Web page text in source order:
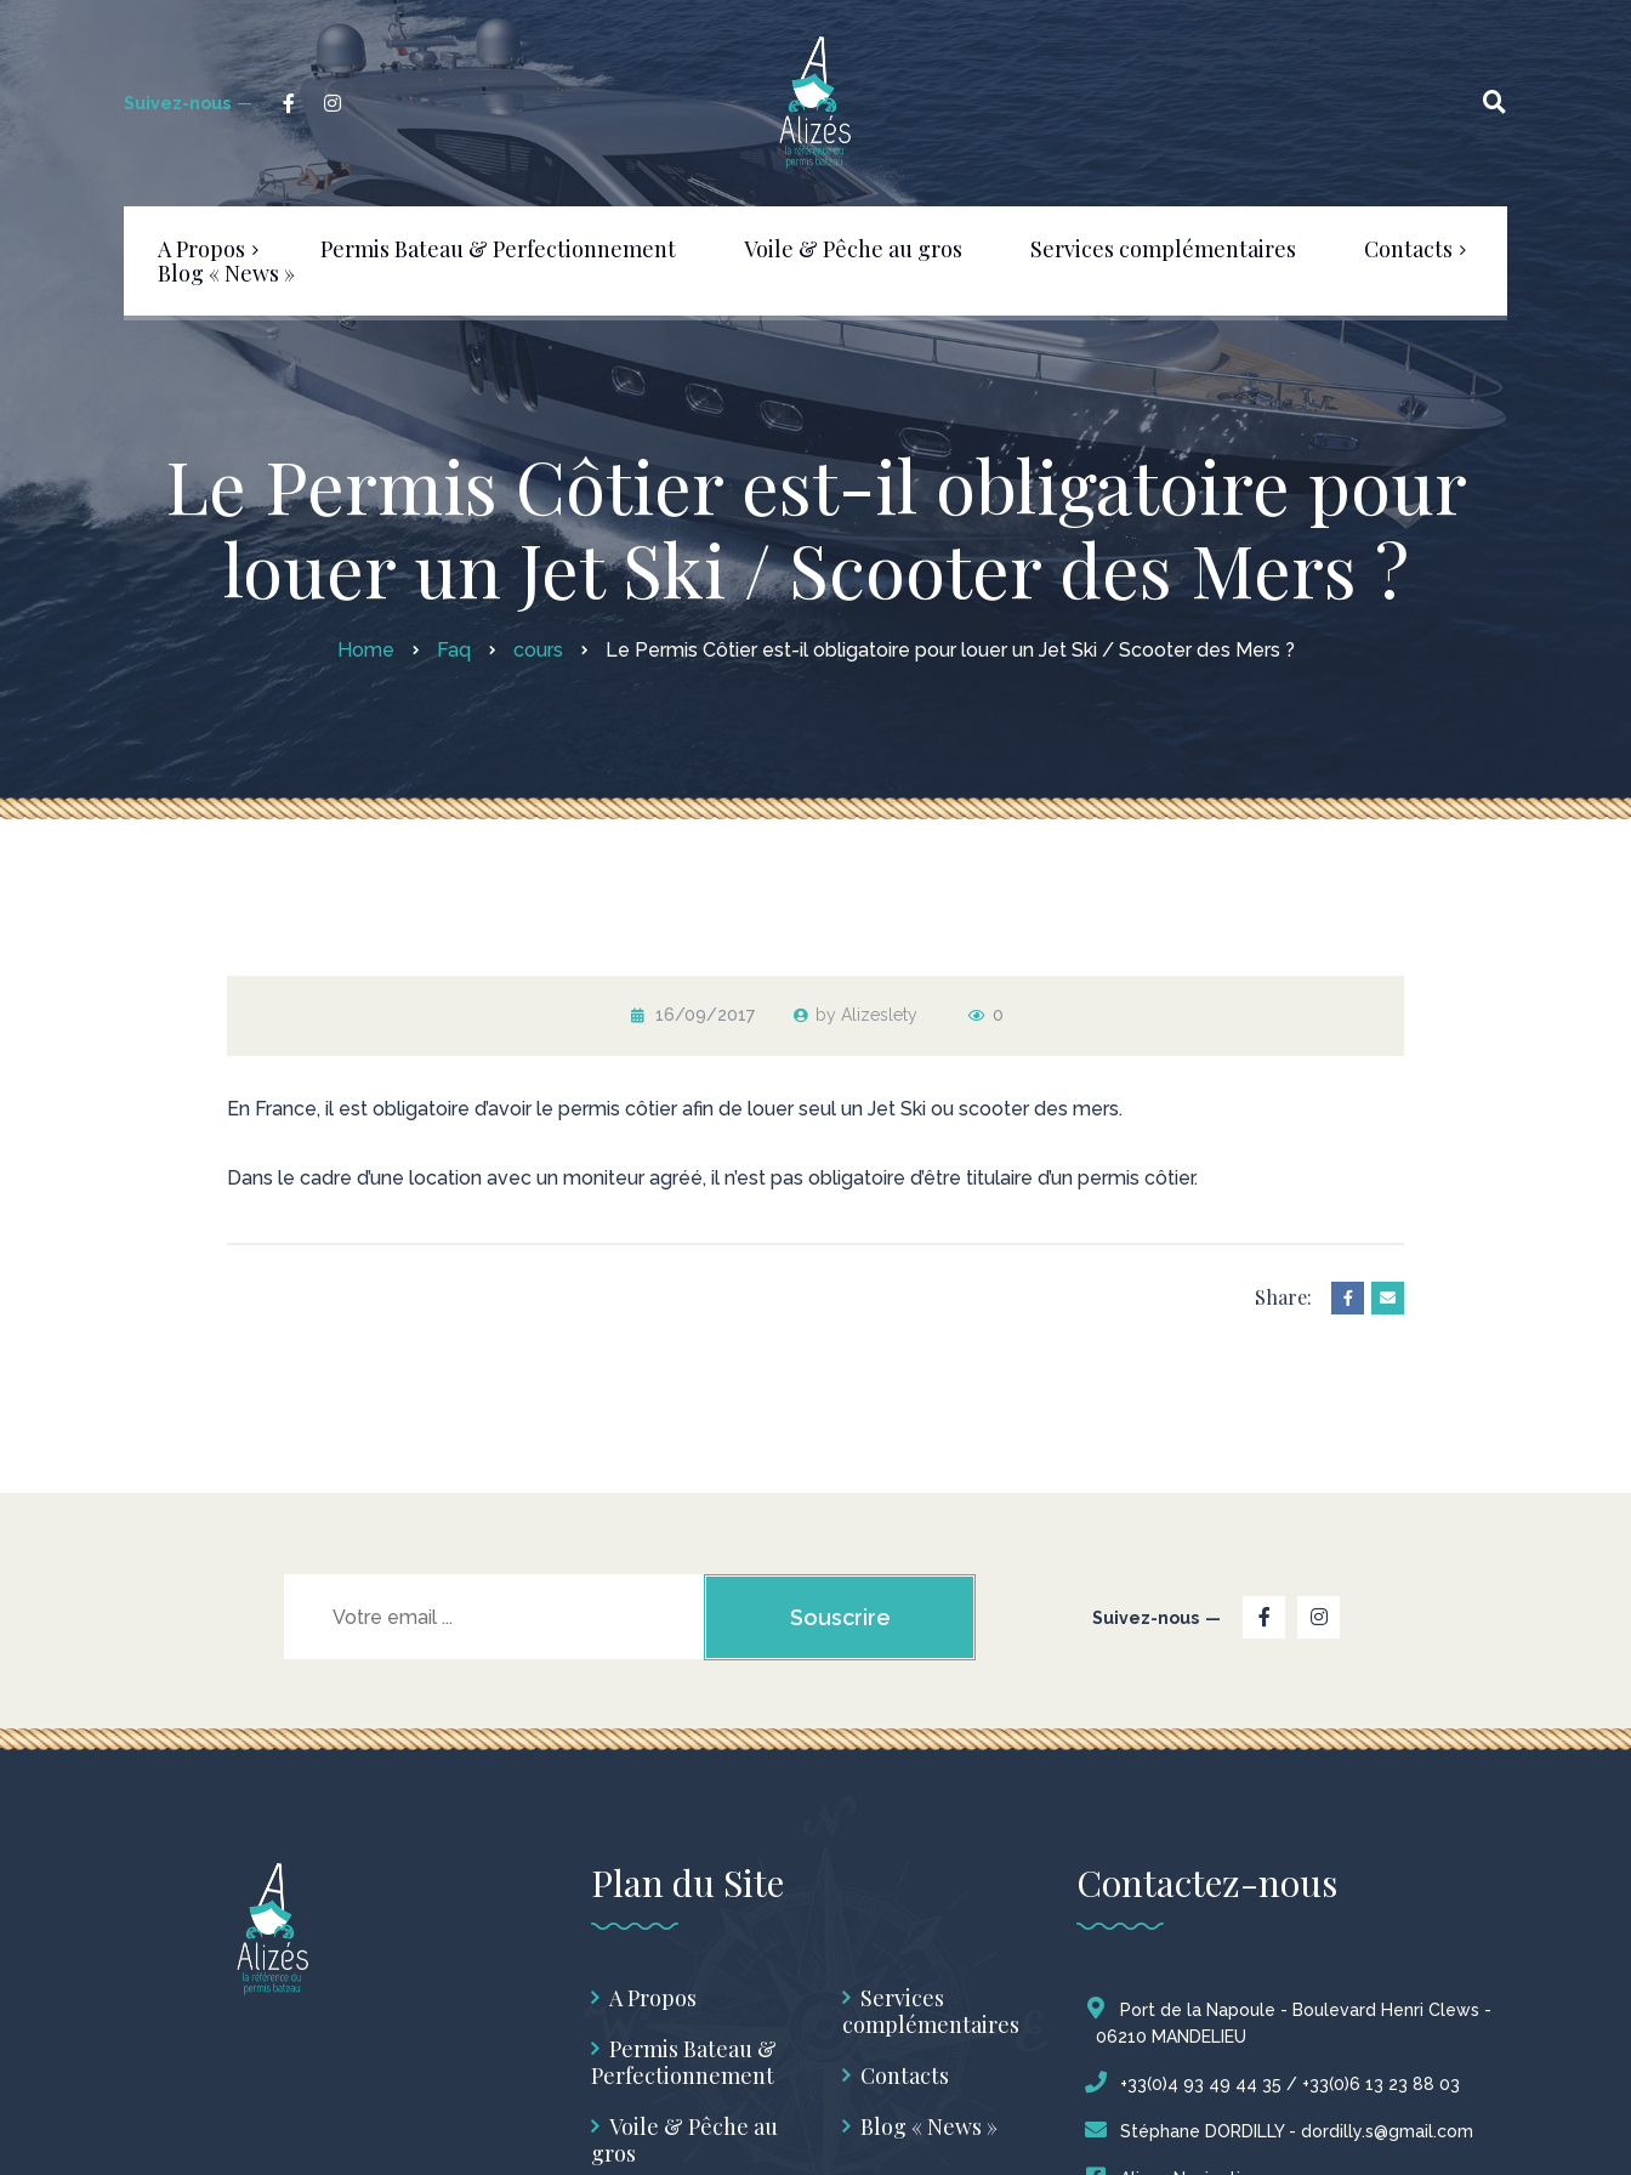
Suivez-nous
A Propos
FAQ – Foire aux Questions
Permis Bateau & Perfectionnement Voile & Pêche au gros Services complémentaires Contacts
Politique de confidentialité
Blog « News »
Le Permis Côtier est-il obligatoire pour
louer un Jet Ski / Scooter des Mers ?
Home Faq cours Le Permis Côtier est-il obligatoire pour louer un Jet Ski / Scooter des Mers ?
16/09/2017 by Alizeslety 0
En France, il est obligatoire d’avoir le permis côtier afin de louer seul un Jet Ski ou scooter des mers.
Dans le cadre d’une location avec un moniteur agréé, il n’est pas obligatoire d’être titulaire d’un permis côtier.
Share:
Souscrire Suivez-nous
Plan du Site
A Propos
Permis Bateau &
Perfectionnement
Voile & Pêche au
gros
Services
complémentaires
Contacts
Blog « News »
Contactez-nous
Port de la Napoule - Boulevard Henri Clews -
06210 MANDELIEU
+33(0)4 93 49 44 35 / +33(0)6 13 23 88 03
Stéphane DORDILLY - dordilly.s@gmail.com